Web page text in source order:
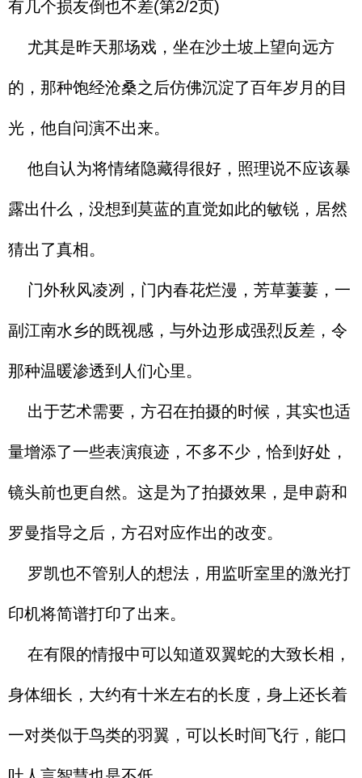
有几个损友倒也不差(第2/2页)
尤其是昨天那场戏，坐在沙土坡上望向远方
的，那种饱经沧桑之后仿佛沉淀了百年岁月的目
光，他自问演不出来。
他自认为将情绪隐藏得很好，照理说不应该暴
露出什么，没想到莫蓝的直觉如此的敏锐，居然
猜出了真相。
门外秋风凌冽，门内春花烂漫，芳草萋萋，一
副江南水乡的既视感，与外边形成强烈反差，令
那种温暖渗透到人们心里。
出于艺术需要，方召在拍摄的时候，其实也适
量增添了一些表演痕迹，不多不少，恰到好处，
镜头前也更自然。这是为了拍摄效果，是申蔚和
罗曼指导之后，方召对应作出的改变。
罗凯也不管别人的想法，用监听室里的激光打
印机将简谱打印了出来。
在有限的情报中可以知道双翼蛇的大致长相，
身体细长，大约有十米左右的长度，身上还长着
一对类似于鸟类的羽翼，可以长时间飞行，能口